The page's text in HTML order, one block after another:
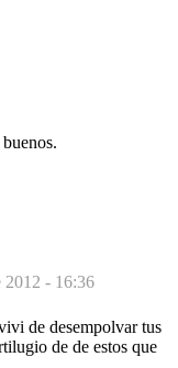
2012 - 16:36
de desempolvar tus
de de estos que